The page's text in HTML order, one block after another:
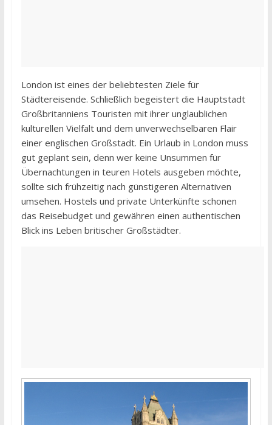
London ist eines der beliebtesten Ziele für
Städtereisende. Schließlich begeistert die Hauptstadt
Großbritanniens Touristen mit ihrer unglaublichen
kulturellen Vielfalt und dem unverwechselbaren Flair
einer englischen Großstadt. Ein Urlaub in London muss
gut geplant sein, denn wer keine Unsummen für
Übernachtungen in teuren Hotels ausgeben möchte,
sollte sich frühzeitig nach günstigeren Alternativen
umsehen. Hostels und private Unterkünfte schonen
das Reisebudget und gewähren einen authentischen
Blick ins Leben britischer Großstädter.